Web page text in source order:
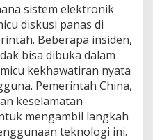
sistem elektronik
diskusi panas di
Beberapa insiden,
bisa dibuka dalam
kekhawatiran nyata
Pemerintah China,
keselamatan
mengambil langkah
teknologi ini.